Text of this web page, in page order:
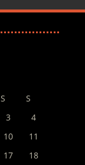
S
S
3
4
10
11
17
18